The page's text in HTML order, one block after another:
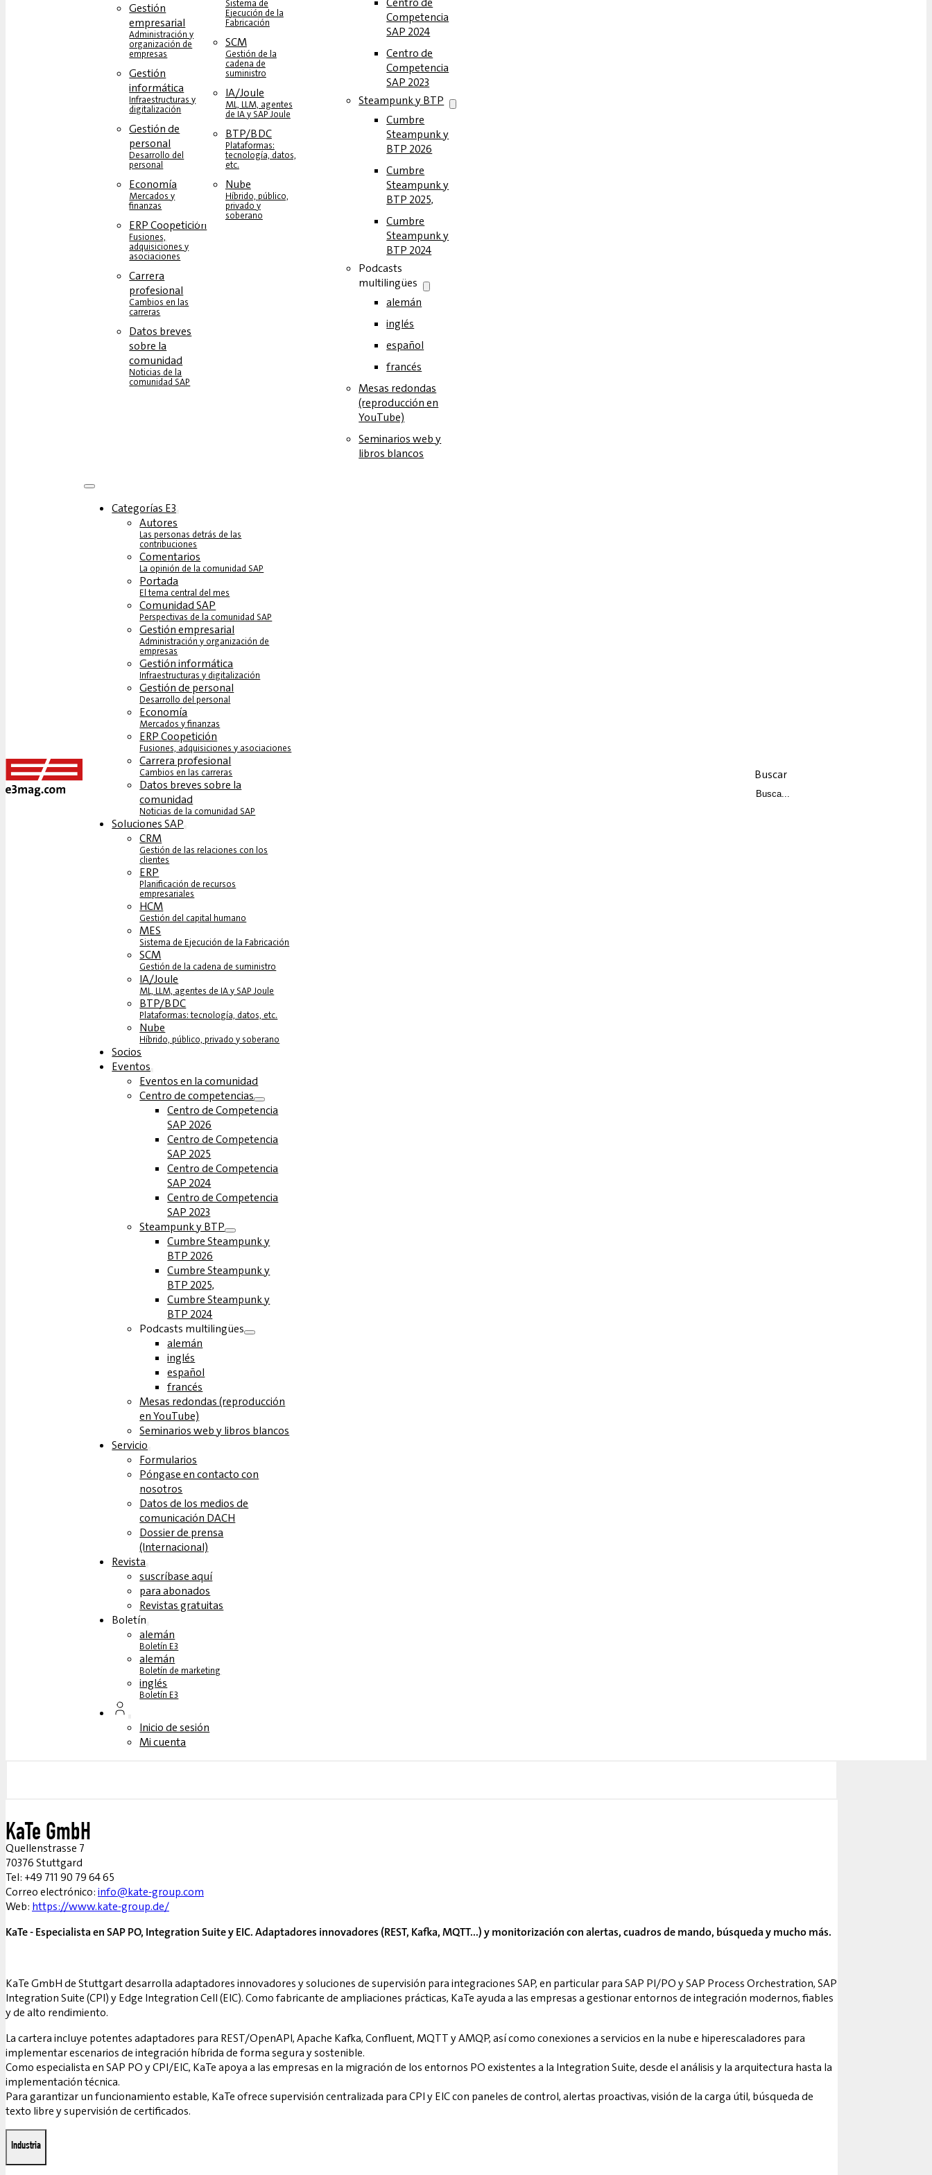
Gestión
empresarial
Administración y
organización de
empresas
Gestión
informática
Infraestructuras y
digitalización
Gestión de
personal
Desarrollo del
personal
Economía
Mercados y
finanzas
ERP Coopetición
Fusiones,
adquisiciones y
asociaciones
Carrera
profesional
Cambios en las
carreras
Datos breves
sobre la
comunidad
Noticias de la
comunidad SAP
Sistema de
Ejecución de la
Fabricación
SCM
Gestión de la
cadena de
suministro
IA/Joule
ML, LLM, agentes
de IA y SAP Joule
BTP/BDC
Plataformas:
tecnología, datos,
etc.
Nube
Híbrido, público,
privado y
soberano
Competencia
SAP 2024
Centro de
Competencia
SAP 2023
Steampunk y BTP
Cumbre
Steampunk y
BTP 2026
Cumbre
Steampunk y
BTP 2025,
Cumbre
Steampunk y
BTP 2024
Podcasts
multilingües
alemán
inglés
español
francés
Mesas redondas
(reproducción en
YouTube)
Seminarios web y
libros blancos
Categorías E3
Autores
Las personas detrás de las
contribuciones
Comentarios
La opinión de la comunidad SAP
Portada
El tema central del mes
Comunidad SAP
Perspectivas de la comunidad SAP
Gestión empresarial
Administración y organización de
empresas
Gestión informática
Infraestructuras y digitalización
Gestión de personal
Desarrollo del personal
Economía
Mercados y finanzas
ERP Coopetición
Fusiones, adquisiciones y asociaciones
Carrera profesional
Cambios en las carreras
Datos breves sobre la
comunidad
Noticias de la comunidad SAP
Soluciones‎‎ SAP
CRM
Gestión de las relaciones con los
clientes
ERP
Planificación de recursos
empresariales
HCM
Gestión del capital humano
MES
Sistema de Ejecución de la Fabricación
SCM
Gestión de la cadena de suministro
IA/Joule
ML, LLM, agentes de IA y SAP Joule
BTP/BDC
Plataformas: tecnología, datos, etc.
Nube
Híbrido, público, privado y soberano
Socios
Eventos
Eventos en la comunidad
Centro de competencias
Centro de Competencia
SAP 2026
Centro de Competencia
SAP 2025
Centro de Competencia
SAP 2024
Centro de Competencia
SAP 2023
Steampunk y BTP
Cumbre Steampunk y
BTP 2026
Cumbre Steampunk y
BTP 2025,
Cumbre Steampunk y
BTP 2024
Podcasts multilingües
alemán
inglés
español
francés
Mesas redondas (reproducción
en YouTube)
Seminarios web y libros blancos
Servicio
Formularios
Póngase en contacto con
nosotros
Datos de los medios de
comunicación DACH
Dossier de prensa
(Internacional)
Revista
suscríbase aquí
para abonados
Revistas gratuitas
Boletín
alemán
Boletín E3
alemán
Boletín de marketing
inglés
Boletín E3
Inicio de sesión
Mi cuenta
Buscar
KaTe GmbH
Quellenstrasse 7
70376 Stuttgard
Tel: +49 711 90 79 64 65
Correo electrónico:info@kate-group.com
Web: https://www.kate-group.de/
KaTe - Especialista en SAP PO, Integration Suite y EIC. Adaptadores innovadores (REST, Kafka, MQTT...) y monitorización con alertas, cuadros de mando, búsqueda y mucho más.
KaTe GmbH de Stuttgart desarrolla adaptadores innovadores y soluciones de supervisión para integraciones SAP, en particular para SAP PI/PO y SAP Process Orchestration, SAP
Integration Suite (CPI) y Edge Integration Cell (EIC). Como fabricante de ampliaciones prácticas, KaTe ayuda a las empresas a gestionar entornos de integración modernos, fiables
y de alto rendimiento.
La cartera incluye potentes adaptadores para REST/OpenAPI, Apache Kafka, Confluent, MQTT y AMQP, así como conexiones a servicios en la nube e hiperescaladores para
implementar escenarios de integración híbrida de forma segura y sostenible.
Como especialista en SAP PO y CPI/EIC, KaTe apoya a las empresas en la migración de los entornos PO existentes a la Integration Suite, desde el análisis y la arquitectura hasta la
implementación técnica.
Para garantizar un funcionamiento estable, KaTe ofrece supervisión centralizada para CPI y EIC con paneles de control, alertas proactivas, visión de la carga útil, búsqueda de
texto libre y supervisión de certificados.
Industria